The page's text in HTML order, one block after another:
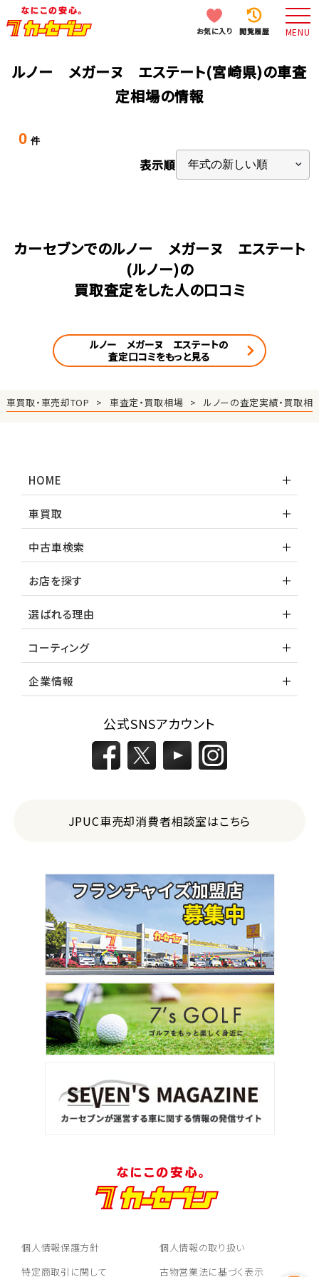
お気に入り 閲覧履歴 MENU
ルノー メガーヌ エステート(宮崎県)の車査
定相場の情報
0 件
表示順
カーセブンでのルノー メガーヌ エステート
(ルノー)の
買取査定をした人の口コミ
ルノー メガーヌ エステートの
査定口コミをもっと見る
車買取・車売却TOP 車査定・買取相場 ルノーの査定実績・買取相
HOME
車買取
中古車検索
お店を探す
選ばれる理由
コーティング
企業情報
公式SNSアカウント
JPUC車売却消費者相談室はこちら
個人情報保護方針
個人情報の取り扱い
特定商取引に関して
古物営業法に基づく表示